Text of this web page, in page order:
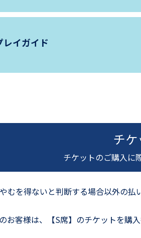
レイガイド
チ
チケットのご購入に
むを得ないと判断する場合以外の払
お客様は、【S席】のチケットを購